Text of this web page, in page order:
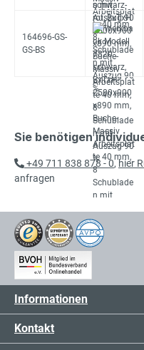
164696-GS-
GS-BS
Sie benötigen
+49 711 838 878 - 0,hier
anfragen
Informationen
Kontakt